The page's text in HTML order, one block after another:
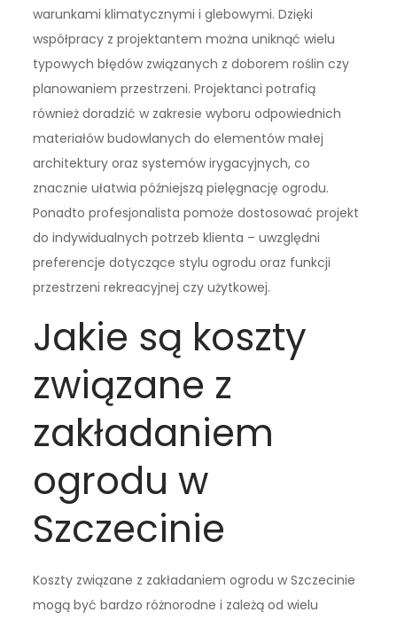
warunkami klimatycznymi i glebowymi. Dzięki
współpracy z projektantem można uniknąć wielu
typowych błędów związanych z doborem roślin czy
planowaniem przestrzeni. Projektanci potrafią
również doradzić w zakresie wyboru odpowiednich
materiałów budowlanych do elementów małej
architektury oraz systemów irygacyjnych, co
znacznie ułatwia późniejszą pielęgnację ogrodu.
Ponadto profesjonalista pomoże dostosować projekt
do indywidualnych potrzeb klienta – uwzględni
preferencje dotyczące stylu ogrodu oraz funkcji
przestrzeni rekreacyjnej czy użytkowej.
Jakie są koszty
związane z
zakładaniem
ogrodu w
Szczecinie
Koszty związane z zakładaniem ogrodu w Szczecinie
mogą być bardzo różnorodne i zależą od wielu